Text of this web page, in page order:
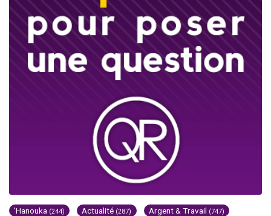
'Hanouka (244) Actualité (287) Argent & Travail (747)